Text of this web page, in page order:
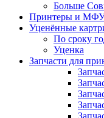
Больше
Принтеры и
Уценённые
По сроку
Уценка
Запчасти для